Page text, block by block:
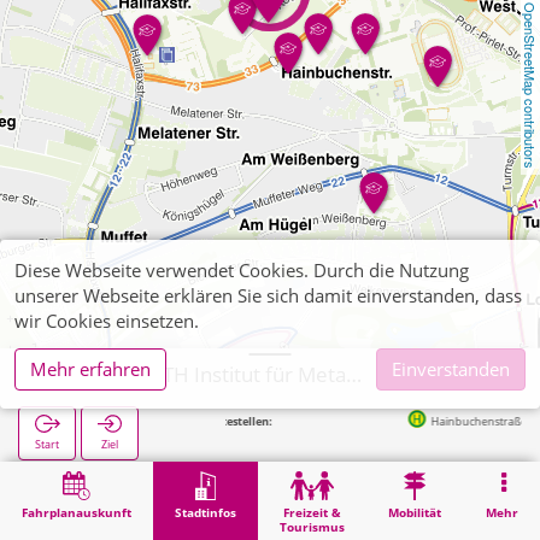
OpenStreetMap contributors
Fahrplanauskunft Stadtinfos
Freizeit &
Tourismus
Mobilität Mehr
Start Ziel
Nächste Haltestellen: Hainbuchenstraße in 170m
Stadtinfos Hochschul-Institute Aachen, RWTH Institut für Metallkunde/Metallphysik
Diese Webseite verwendet Cookies. Durch die Nutzung
unserer Webseite erklären Sie sich damit einverstanden, dass
wir Cookies einsetzen.
Mehr erfahren
Einverstanden